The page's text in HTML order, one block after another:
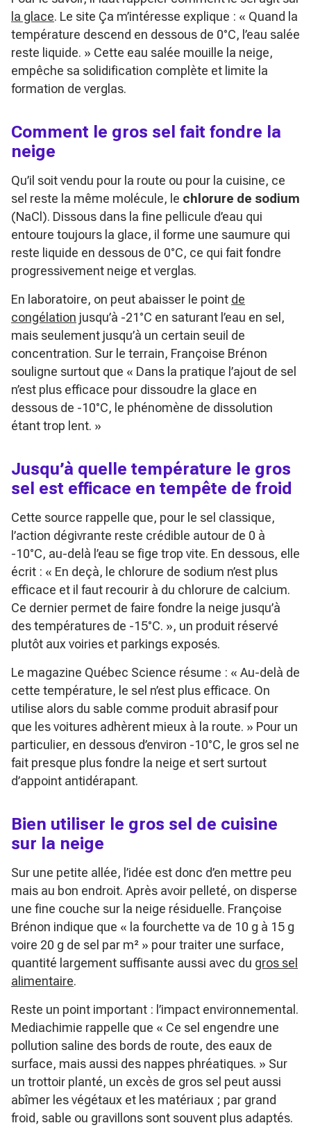
la glace. Le site Ça m’intéresse explique : « Quand la
température descend en dessous de 0°C, l’eau salée
reste liquide. » Cette eau salée mouille la neige,
empêche sa solidification complète et limite la
formation de verglas.
Comment le gros sel fait fondre la
neige
Qu’il soit vendu pour la route ou pour la cuisine, ce
sel reste la même molécule, le chlorure de sodium
(NaCl). Dissous dans la fine pellicule d’eau qui
entoure toujours la glace, il forme une saumure qui
reste liquide en dessous de 0°C, ce qui fait fondre
progressivement neige et verglas.
En laboratoire, on peut abaisser le point de
congélation jusqu’à -21°C en saturant l’eau en sel,
mais seulement jusqu’à un certain seuil de
concentration. Sur le terrain, Françoise Brénon
souligne surtout que « Dans la pratique l’ajout de sel
n’est plus efficace pour dissoudre la glace en
dessous de -10°C, le phénomène de dissolution
étant trop lent. »
Jusqu’à quelle température le gros
sel est efficace en tempête de froid
Cette source rappelle que, pour le sel classique,
l’action dégivrante reste crédible autour de 0 à
-10°C, au-delà l’eau se fige trop vite. En dessous, elle
écrit : « En deçà, le chlorure de sodium n’est plus
efficace et il faut recourir à du chlorure de calcium.
Ce dernier permet de faire fondre la neige jusqu’à
des températures de -15°C. », un produit réservé
plutôt aux voiries et parkings exposés.
Le magazine Québec Science résume : « Au-delà de
cette température, le sel n’est plus efficace. On
utilise alors du sable comme produit abrasif pour
que les voitures adhèrent mieux à la route. » Pour un
particulier, en dessous d’environ -10°C, le gros sel ne
fait presque plus fondre la neige et sert surtout
d’appoint antidérapant.
Bien utiliser le gros sel de cuisine
sur la neige
Sur une petite allée, l’idée est donc d’en mettre peu
mais au bon endroit. Après avoir pelleté, on disperse
une fine couche sur la neige résiduelle. Françoise
Brénon indique que « la fourchette va de 10 g à 15 g
voire 20 g de sel par m² » pour traiter une surface,
quantité largement suffisante aussi avec du gros sel
alimentaire.
Reste un point important : l’impact environnemental.
Mediachimie rappelle que « Ce sel engendre une
pollution saline des bords de route, des eaux de
surface, mais aussi des nappes phréatiques. » Sur
un trottoir planté, un excès de gros sel peut aussi
abîmer les végétaux et les matériaux ; par grand
froid, sable ou gravillons sont souvent plus adaptés.